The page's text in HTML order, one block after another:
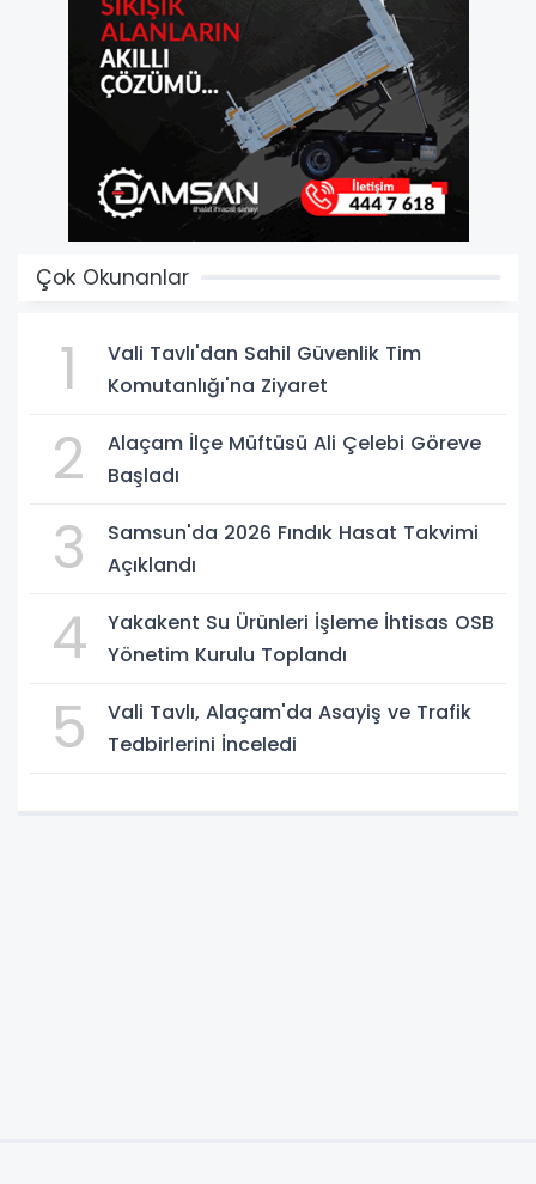
Çok Okunanlar
1
Vali Tavlı'dan Sahil Güvenlik Tim
Komutanlığı'na Ziyaret
2
Alaçam İlçe Müftüsü Ali Çelebi Göreve
Başladı
3
Samsun'da 2026 Fındık Hasat Takvimi
Açıklandı
4
Yakakent Su Ürünleri İşleme İhtisas OSB
Yönetim Kurulu Toplandı
5
Vali Tavlı, Alaçam'da Asayiş ve Trafik
Tedbirlerini İnceledi